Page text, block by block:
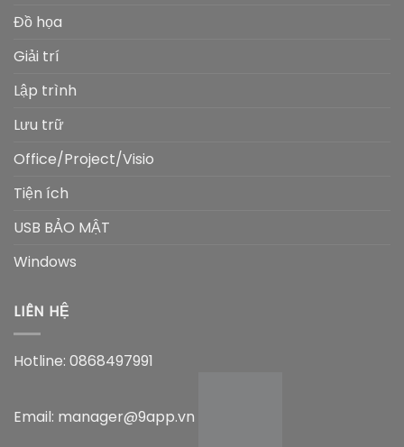
Đồ họa
Giải trí
Lập trình
Lưu trữ
Office/Project/Visio
Tiện ích
USB BẢO MẬT
Windows
LIÊN HỆ
Hotline: 0868497991
Email: manager@9app.vn